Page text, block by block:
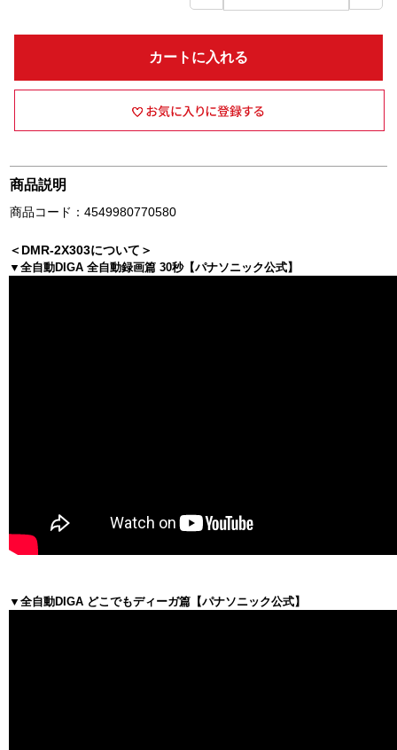
カートに入れる
商品説明
商品コード：4549980770580
＜DMR-2X303について＞
▼全自動DIGA 全自動録画篇 30秒【パナソニック公式】
▼全自動DIGA どこでもディーガ篇【パナソニック公式】